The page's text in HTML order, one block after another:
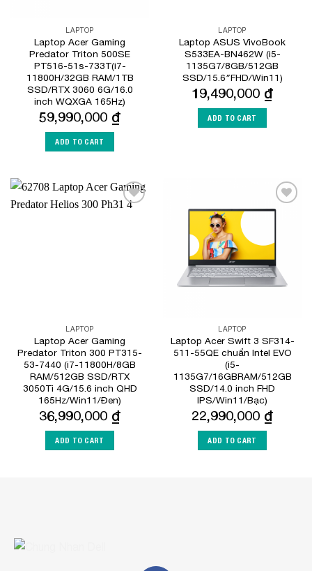
LAPTOP
Laptop Acer Gaming
Predator Triton 500SE
PT516-51s-733T(i7-
11800H/32GB RAM/1TB
SSD/RTX 3060 6G/16.0
inch WQXGA 165Hz)
59,990,000 ₫
ADD TO CART
LAPTOP
Laptop ASUS VivoBook
S533EA-BN462W (i5-
1135G7/8GB/512GB
SSD/15.6″FHD/Win11)
19,490,000 ₫
ADD TO CART
LAPTOP
Laptop Acer Gaming
Predator Triton 300 PT315-
53-7440 (i7-11800H/8GB
RAM/512GB SSD/RTX
3050Ti 4G/15.6 inch QHD
165Hz/Win11/Đen)
36,990,000 ₫
ADD TO CART
Add to
LAPTOP
Laptop Acer Swift 3 SF314-
511-55QE chuẩn Intel EVO
(i5-
1135G7/16GBRAM/512GB
SSD/14.0 inch FHD
IPS/Win11/Bạc)
22,990,000 ₫
ADD TO CART